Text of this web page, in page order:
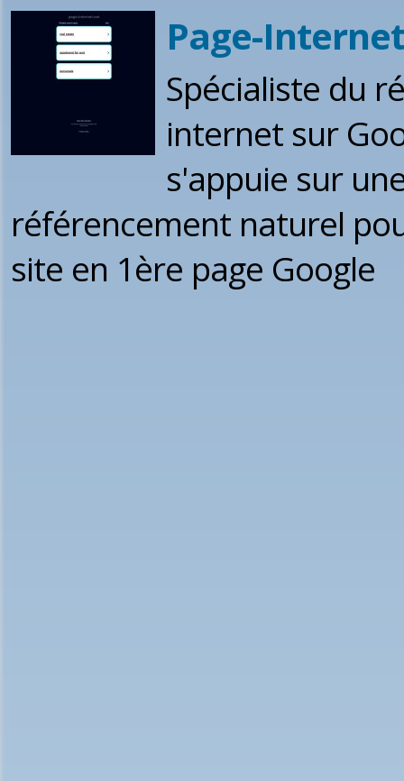
Page-
Spécialiste du
internet sur
s'appuie sur
référencement naturel
site en 1ère page Google